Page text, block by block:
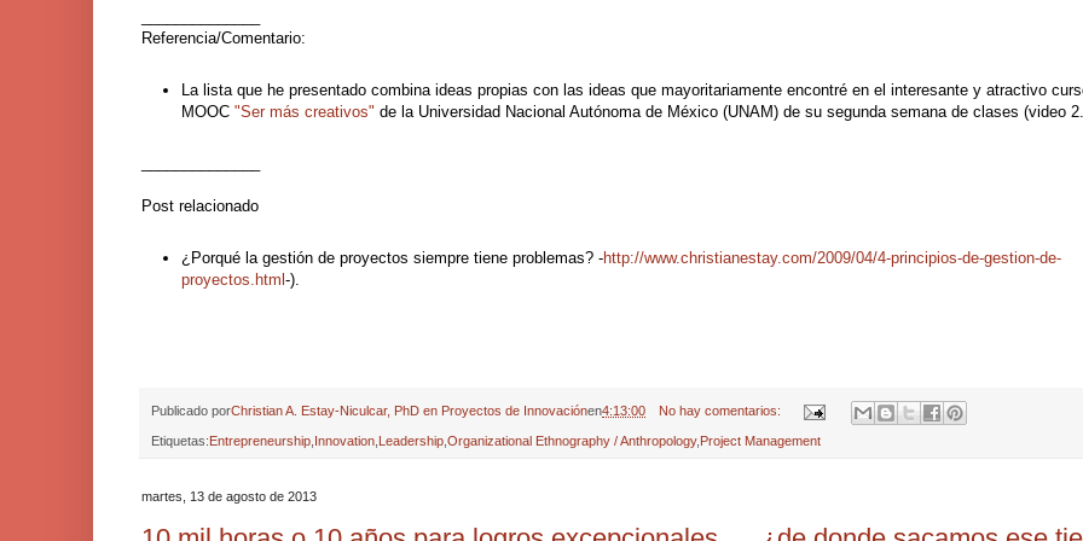
Referencia/Comentario:
La lista que he presentado combina ideas propias con las ideas que mayoritariamente encontré en el interesante y atractivo
MOOC "Ser más creativos" de la Universidad Nacional Autónoma de México (UNAM) de su segunda semana de clases (video
Post relacionado
¿Porqué la gestión de proyectos siempre tiene problemas? -http://www.christianestay.com/2009/04/4-principios-de-gestion-de-
proyectos.html -).
Publicado porChristian A. Estay-Niculcar, PhD en Proyectos de Innovaciónen4:13:00 No hay comentarios:
Etiquetas:Entrepreneurship Innovation Leadership Organizational Ethnography / Anthropology, Project Management
martes, 13 de agosto de 2013